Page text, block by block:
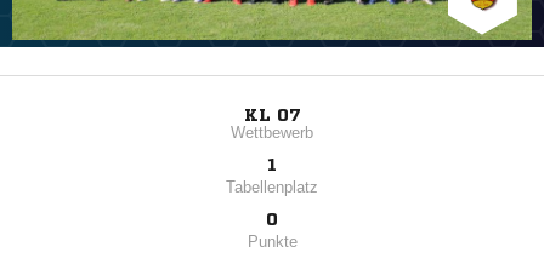
KL 07
Wettbewerb
1
Tabellenplatz
0
Punkte